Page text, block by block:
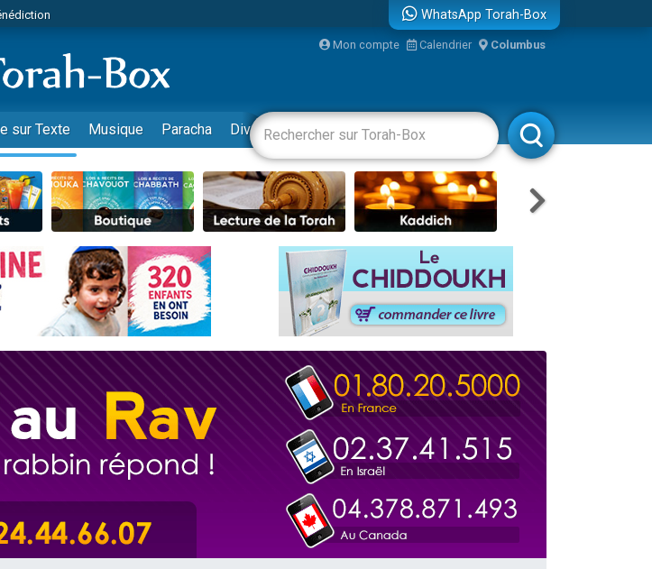
Sauvez la jambe de Yohan
WhatsApp
Tsédaka : pauvres d'Israel
Diane, 80 ans, dans un appartement insalubre
n°104 : Le Chabbath et le Birkat Hamazone à travers le temps
sur Zoom
5 enfants déjà orphelins risquent de perdre leur maman
sur Zoom
WhatsApp
WhatsApp Torah-Box
Mon compte Calendrier Columbus
sur Texte Musique Paracha Divertissements Livres Rabbanim